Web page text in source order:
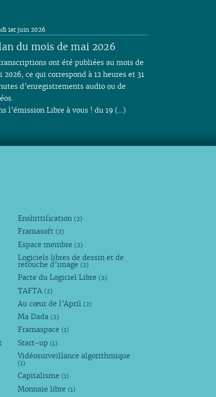
du mois de mai 2026
1er juin 2026
ont été publiées au mois de
2026, ce qui correspond à 12 heures et 31
d’enregistrements audio ou de
l’émission Libre à vous ! du 19 (…)
Enshittification (2)
Framasoft (2)
Espace membre (2)
Logiciels libres de dessin et de
retouche d’image (2)
Pacte du Logiciel Libre (2)
TAFTA (2)
Au cœur de l’April (2)
Ma Dada (2)
Framaspace (1)
Start-up (1)
Vidéosurveillance algorithmique
(1)
Capitalisme (1)
Monnaie libre (1)